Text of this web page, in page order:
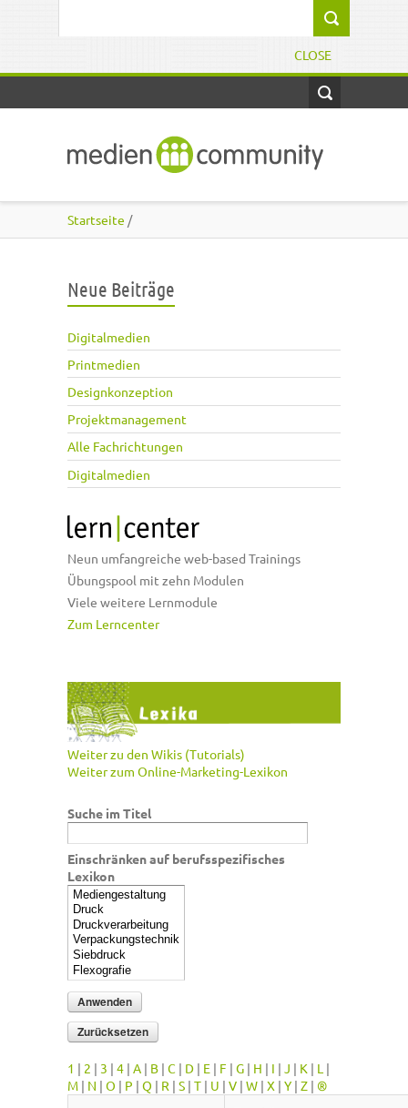
CLOSE
Startseite /
Neue Beiträge
Digitalmedien
Printmedien
Designkonzeption
Projektmanagement
Alle Fachrichtungen
Digitalmedien
Neun umfangreiche web-based Trainings
Übungspool mit zehn Modulen
Viele weitere Lernmodule
Zum Lerncenter
Weiter zu den Wikis (Tutorials)
Weiter zum Online-Marketing-Lexikon
Suche im Titel
Einschränken auf berufsspezifisches
Lexikon
1 | 2 | 3 | 4 | A | B | C | D | E | F | G | H | I | J | K | L |
M | N | O | P | Q | R | S | T | U | V | W | X | Y | Z | ®